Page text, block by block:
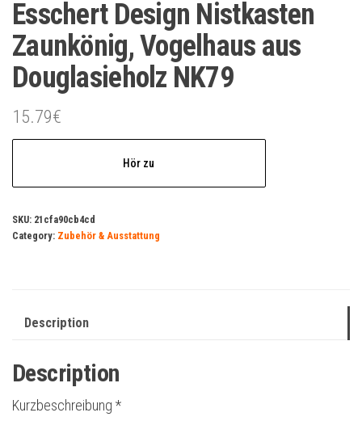
Esschert Design Nistkasten
Zaunkönig, Vogelhaus aus
Douglasieholz NK79
15.79€
Hör zu
SKU: 21cfa90cb4cd
Category: Zubehör & Ausstattung
Description
Description
Kurzbeschreibung *